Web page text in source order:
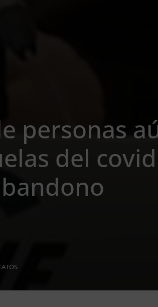
personas
del covid